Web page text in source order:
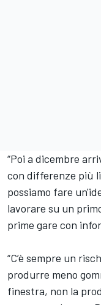
“Poi a dicembre
con differenze più
possiamo fare
lavorare su un
prime gare con
“C’è sempre un
produrre meno
finestra, non la